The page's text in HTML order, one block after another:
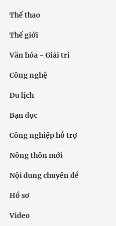
Thể thao
Thế giới
Văn hóa - Giải trí
Công nghệ
Du lịch
Bạn đọc
Công nghiệp hỗ trợ
Nông thôn mới
Nội dung chuyên đề
Hồ sơ
Video